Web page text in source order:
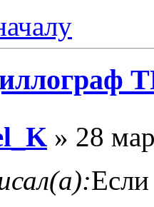
» 28